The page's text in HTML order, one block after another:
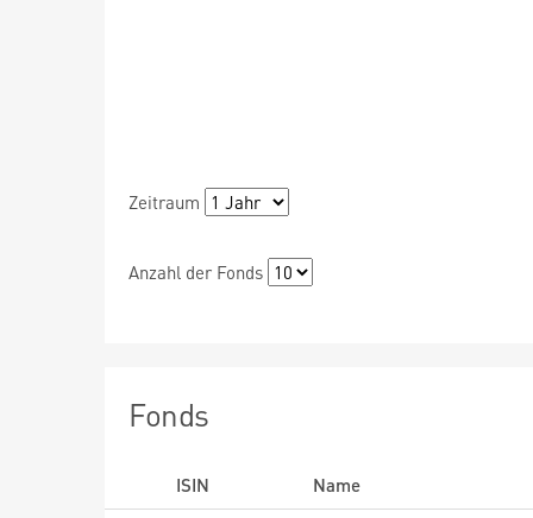
Zeitraum
Anzahl der Fonds
Fonds
ISIN
Name